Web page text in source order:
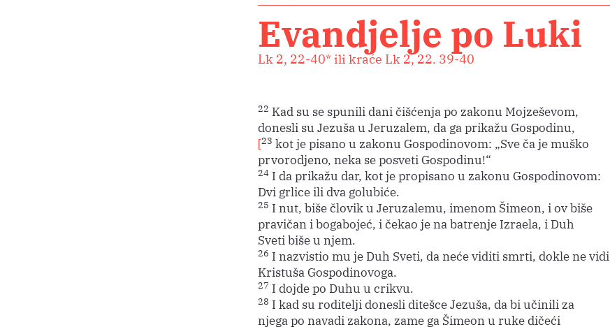
Evandjelje po Luki
Lk 2, 22-40* ili kraće Lk 2, 22. 39-40
22 Kad su se spunili dani čišćenja po zakonu Mojzeševom,
donesli su Jezuša u Jeruzalem, da ga prikažu Gospodinu,
[23 kot je pisano u zakonu Gospodinovom: „Sve ča je muško
prvorodjeno, neka se posveti Gospodinu!“
24I da prikažu dar, kot je propisano u zakonu Gospodinovom:
Dvi grlice ili dva golubiće.
25 I nut, biše človik u Jeruzalemu, imenom Šimeon, i ov biše
pravičan i bogabojeć, i čekao je na batrenje Izraela, i Duh
Sveti biše u njem.
26 I nazvistio mu je Duh Sveti, da neće viditi smrti, dokle ne vidi
Kristuša Gospodinovoga.
27 I dojde po Duhu u crikvu.
28 I kad su roditelji donesli ditešce Jezuša, da bi učinili za
njega po navadi zakona, zame ga Šimeon u ruke dičeći